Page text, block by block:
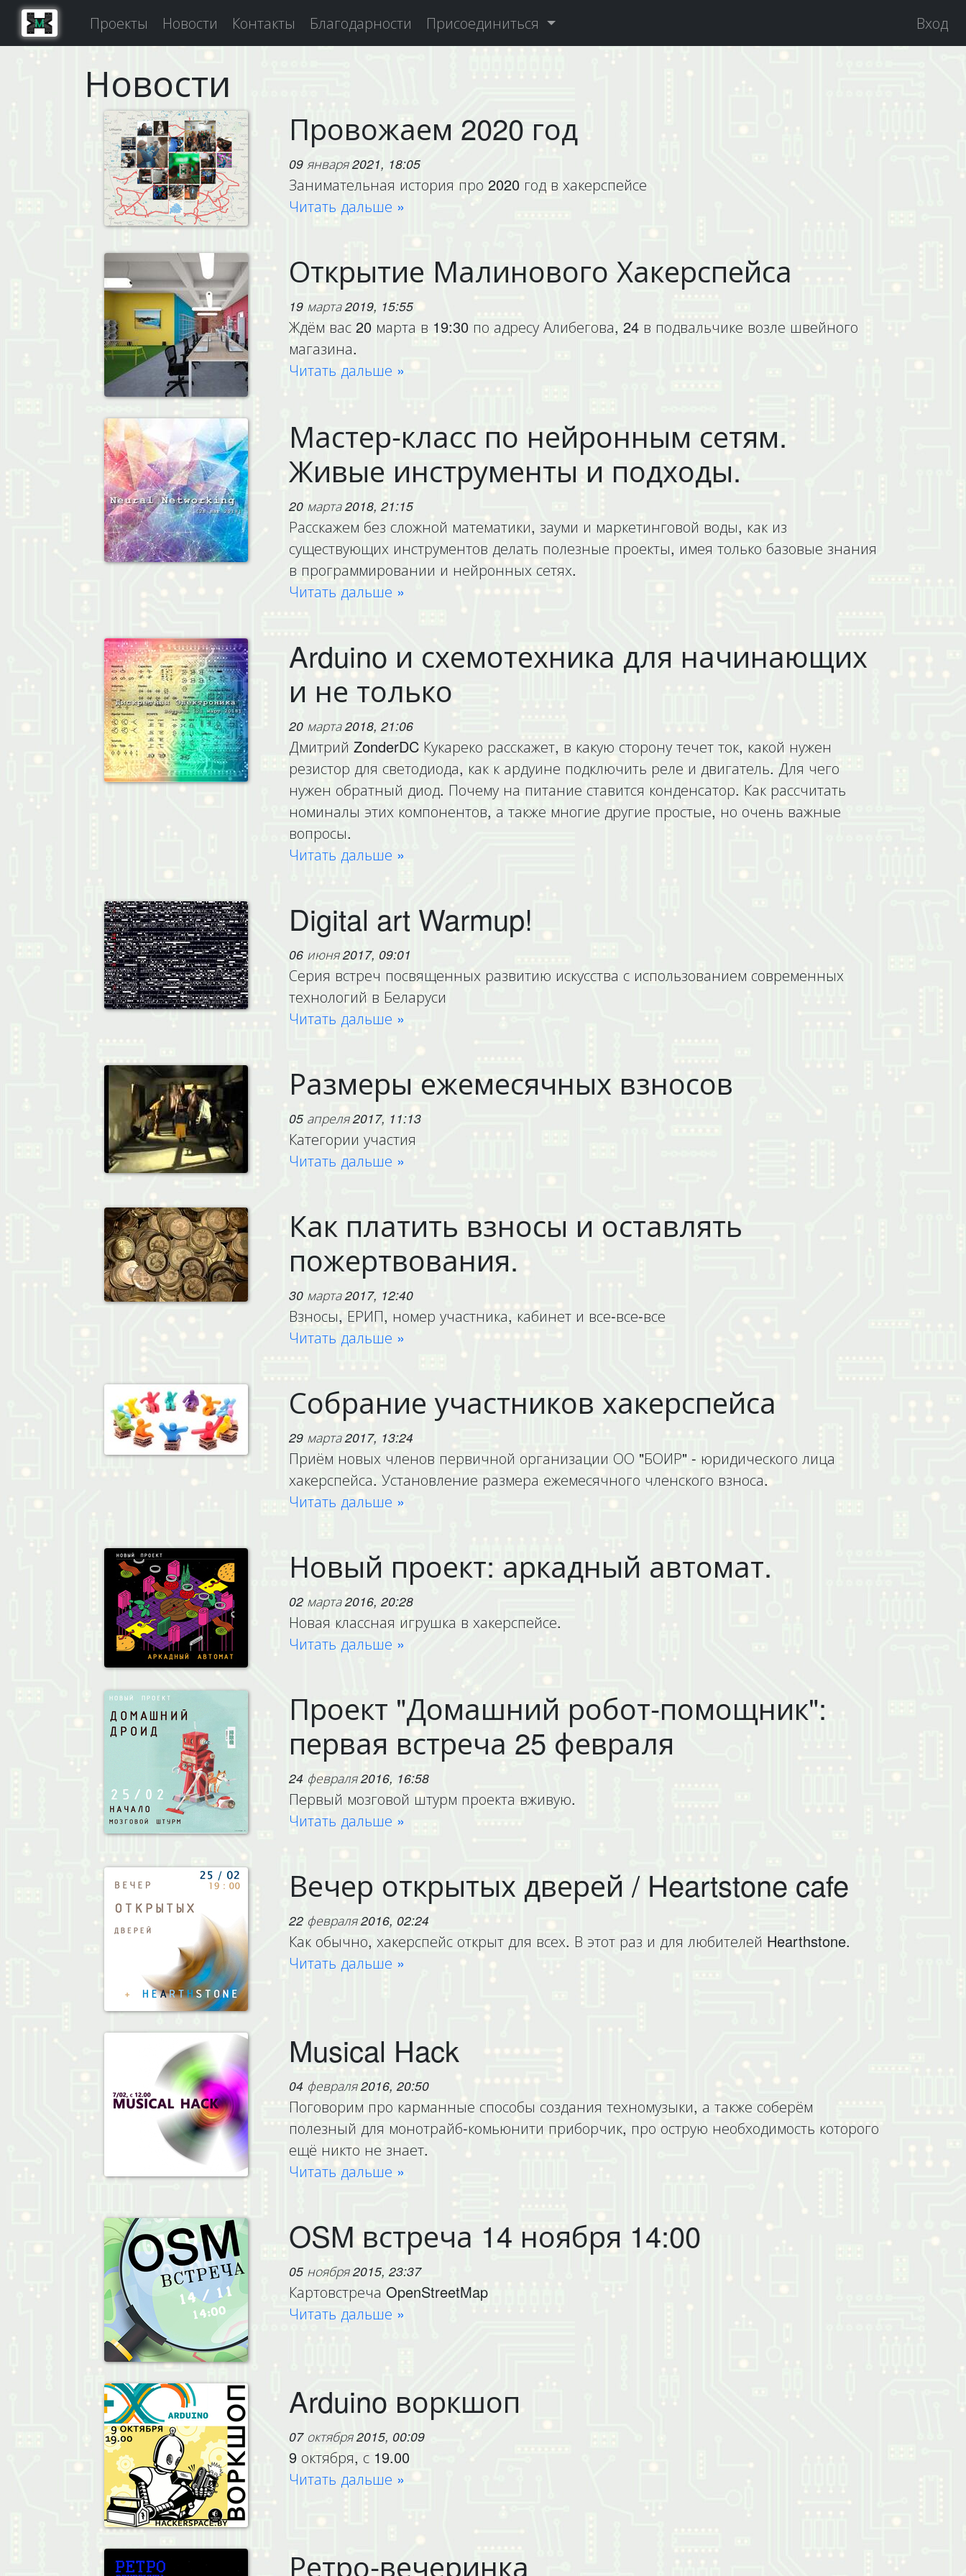
Проекты Новости Контакты Благодарности Присоединиться Вход
Новости
Провожаем 2020 год
09 января 2021, 18:05
Занимательная история про 2020 год в хакерспейсе
Читать дальше »
Открытие Малинового Хакерспейса
19 марта 2019, 15:55
Ждём вас 20 марта в 19:30 по адресу Алибегова, 24 в подвальчике возле швейного
магазина.
Читать дальше »
Мастер-класс по нейронным сетям.
Живые инструменты и подходы.
20 марта 2018, 21:15
Расскажем без сложной математики, зауми и маркетинговой воды, как из
существующих инструментов делать полезные проекты, имея только базовые знания
в программировании и нейронных сетях.
Читать дальше »
Arduino и схемотехника для начинающих
и не только
20 марта 2018, 21:06
Дмитрий ZonderDC Кукареко расскажет, в какую сторону течет ток, какой нужен
резистор для светодиода, как к ардуине подключить реле и двигатель. Для чего
нужен обратный диод. Почему на питание ставится конденсатор. Как рассчитать
номиналы этих компонентов, а также многие другие простые, но очень важные
вопросы.
Читать дальше »
Digital art Warmup!
06 июня 2017, 09:01
Серия встреч посвященных развитию искусства с использованием современных
технологий в Беларуси
Читать дальше »
Размеры ежемесячных взносов
05 апреля 2017, 11:13
Категории участия
Читать дальше »
Как платить взносы и оставлять
пожертвования.
30 марта 2017, 12:40
Взносы, ЕРИП, номер участника, кабинет и все-все-все
Читать дальше »
Собрание участников хакерспейса
29 марта 2017, 13:24
Приём новых членов первичной организации ОО "БОИР" - юридического лица
хакерспейса. Установление размера ежемесячного членского взноса.
Читать дальше »
Новый проект: аркадный автомат.
02 марта 2016, 20:28
Новая классная игрушка в хакерспейсе.
Читать дальше »
Проект "Домашний робот-помощник":
первая встреча 25 февраля
24 февраля 2016, 16:58
Первый мозговой штурм проекта вживую.
Читать дальше »
Вечер открытых дверей / Heartstone cafe
22 февраля 2016, 02:24
Как обычно, хакерспейс открыт для всех. В этот раз и для любителей Hearthstone.
Читать дальше »
Musical Hack
04 февраля 2016, 20:50
Поговорим про карманные способы создания техномузыки, а также соберём
полезный для монотрайб-комьюнити приборчик, про острую необходимость которого
ещё никто не знает.
Читать дальше »
OSM встреча 14 ноября 14:00
05 ноября 2015, 23:37
Картовстреча OpenStreetMap
Читать дальше »
Arduino воркшоп
07 октября 2015, 00:09
9 октября, с 19.00
Читать дальше »
Ретро-вечеринка